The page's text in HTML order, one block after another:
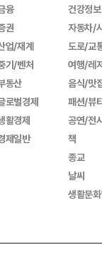
융
권
업/재계
기/벤처
동산
로벌경제
활경제
제일반
건강정보
자동차/
도로/교
여행/레
음식/맛
패션/뷰
공연/전
책
종교
날씨
생활문